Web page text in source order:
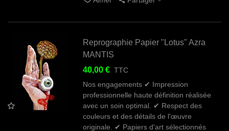
Reprographie Papier "Lotus" Azra
MANTIS
40,00 € TTC
Nos engagements ✔ Impression
professionnelle haute définition réalisée
avec un soin optimal. ✔ Respect des
couleurs et des détails de l'œuvre
originale. ✔ Papiers d'art sélectionnés